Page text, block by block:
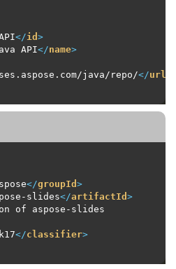
</id >
API</name>
java/repo/</url
</groupId >
slides</artifactId >
of aspose-slides
</classifier>